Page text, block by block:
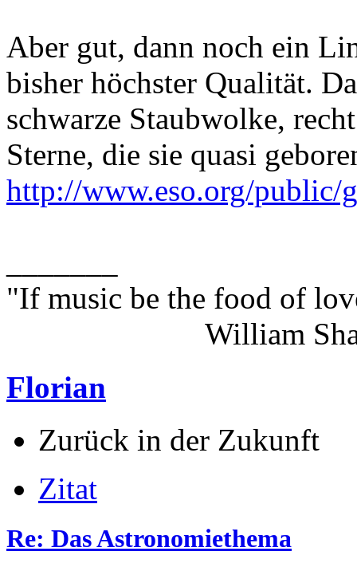
Aber gut, dann noch ein
bisher höchster Qualität.
schwarze Staubwolke,
Sterne, die sie quasi
http://www.eso.org/public/
"If music be the food of
William
Florian
Zurück in der Zukunft
Zitat
Re: Das Astronomiethema